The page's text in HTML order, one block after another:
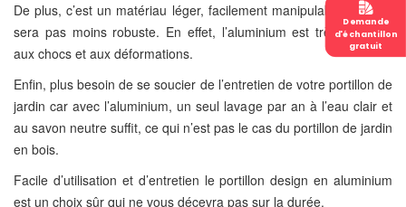
De plus, c’est un matériau léger, facilement manipulable qui n’en
sera pas moins robuste. En effet, l’aluminium est très résistant
aux chocs et aux déformations.
Enfin, plus besoin de se soucier de l’entretien de votre portillon de
jardin car avec l’aluminium, un seul lavage par an à l’eau clair et
au savon neutre suffit, ce qui n’est pas le cas du portillon de jardin
en bois.
Facile d’utilisation et d’entretien le portillon design en aluminium
est un choix sûr qui ne vous décevra pas sur la durée.
Demande
d'échantillon
gratuit